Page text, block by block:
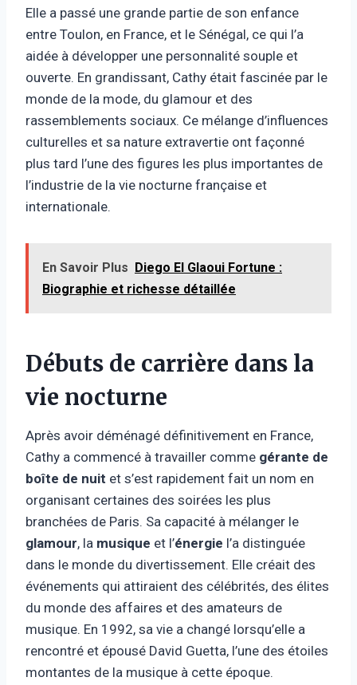
Elle a passé une grande partie de son enfance
entre Toulon, en France, et le Sénégal, ce qui l’a
aidée à développer une personnalité souple et
ouverte. En grandissant, Cathy était fascinée par le
monde de la mode, du glamour et des
rassemblements sociaux. Ce mélange d’influences
culturelles et sa nature extravertie ont façonné
plus tard l’une des figures les plus importantes de
l’industrie de la vie nocturne française et
internationale.
En Savoir Plus Diego El Glaoui Fortune :
Biographie et richesse détaillée
Débuts de carrière dans la
vie nocturne
Après avoir déménagé définitivement en France,
Cathy a commencé à travailler comme gérante de
boîte de nuit et s’est rapidement fait un nom en
organisant certaines des soirées les plus
branchées de Paris. Sa capacité à mélanger le
glamour, la musique et l’énergie l’a distinguée
dans le monde du divertissement. Elle créait des
événements qui attiraient des célébrités, des élites
du monde des affaires et des amateurs de
musique. En 1992, sa vie a changé lorsqu’elle a
rencontré et épousé David Guetta, l’une des étoiles
montantes de la musique à cette époque.